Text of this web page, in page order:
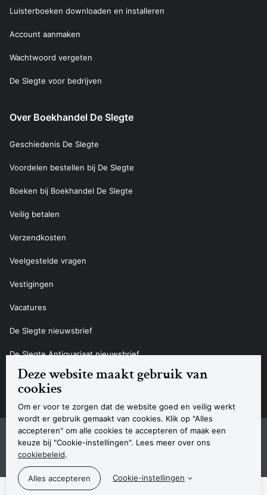
Deze website maakt gebruik van
cookies
Om er voor te zorgen dat de website goed en veilig werkt
wordt er gebruik gemaakt van cookies. Klik op "Alles
accepteren" om alle cookies te accepteren of maak een
keuze bij "Cookie-instellingen". Lees meer over ons
cookiebeleid.
Cookie-instellingen
Luisterboeken downloaden en installeren
Account aanmaken
Wachtwoord vergeten
De Slegte voor bedrijven
Over Boekhandel De Slegte
Geschiedenis De Slegte
Voordelen bestellen bij De Slegte
Boeken bij Boekhandel De Slegte
Veilig betalen
Verzendkosten
Veelgestelde vragen
Vestigingen
Vacatures
De Slegte nieuwsbrief
De Slegte Antiquariaat nieuwsbrief
Contact
Navigatie
SitemapPrivacyverklaring CookieverklaringAlgemene voorwaardenDisclaimer
Contact